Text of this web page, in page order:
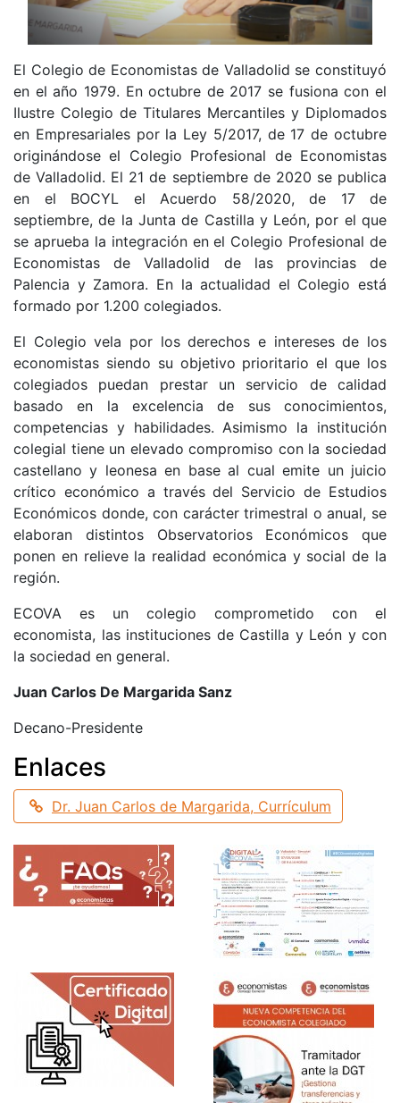
El Colegio de Economistas de Valladolid se constituyó
en el año 1979. En octubre de 2017 se fusiona con el
Ilustre Colegio de Titulares Mercantiles y Diplomados
en Empresariales por la Ley 5/2017, de 17 de octubre
originándose el Colegio Profesional de Economistas
de Valladolid. El 21 de septiembre de 2020 se publica
en el BOCYL el Acuerdo 58/2020, de 17 de
septiembre, de la Junta de Castilla y León, por el que
se aprueba la integración en el Colegio Profesional de
Economistas de Valladolid de las provincias de
Palencia y Zamora. En la actualidad el Colegio está
formado por 1.200 colegiados.
El Colegio vela por los derechos e intereses de los
economistas siendo su objetivo prioritario el que los
colegiados puedan prestar un servicio de calidad
basado en la excelencia de sus conocimientos,
competencias y habilidades. Asimismo la institución
colegial tiene un elevado compromiso con la sociedad
castellano y leonesa en base al cual emite un juicio
crítico económico a través del Servicio de Estudios
Económicos donde, con carácter trimestral o anual, se
elaboran distintos Observatorios Económicos que
ponen en relieve la realidad económica y social de la
región.
ECOVA es un colegio comprometido con el
economista, las instituciones de Castilla y León y con
la sociedad en general.
Juan Carlos De Margarida Sanz
Decano-Presidente
Enlaces
Dr. Juan Carlos de Margarida, Currículum